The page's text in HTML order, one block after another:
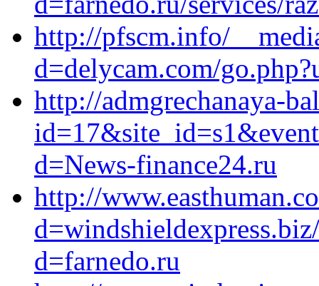
http://pfscm.info/
d=delycam.com/
http://admgrechanaya-
d=News-finance24.ru
http://
d=farnedo.ru